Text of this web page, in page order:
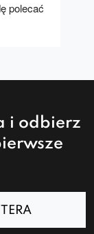
polecać
i odbierz